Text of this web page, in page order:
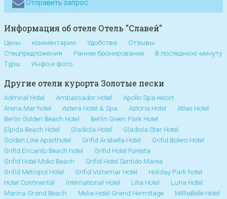
Отправить запрос
Информация об отеле Отель "Славей"
Цены комментарии Удобства
Отзывы
Спецпредложения
Раннее бронирование
В последнюю минуту
Туры
Инфо и фото
Другие отели курорта Золотые пески
Admiral Hotel Ambassador Hotel
Apollo Spa resort
Arena Mar hotel
Astera Hotel & Spa Astoria Hotel
Atlas Hotel
Berlin Golden Beach Hotel
Berlin Green Park Hotel
Elpida Beach Hotel
Gladiola Hotel
Gladiola Star Hotel
Golden Line Aparthotel
Grifid Arabella Hotel
Grifid Bolero Hotel
Grifid Encanto Beach hotel
Grifid Hotel Foresta
Grifid Hotel Moko Beach
Grifid Hotel Sentido Marea
Grifid Metropol Hotel
Grifid Vistamar Hotel
Holiday Park hotel
Hotel Continental
International Hotel Lilia Hotel
Luna Hotel
Marina Grand Beach
Melia Hotel Grand Hermitage
MiRaBelle Hotel